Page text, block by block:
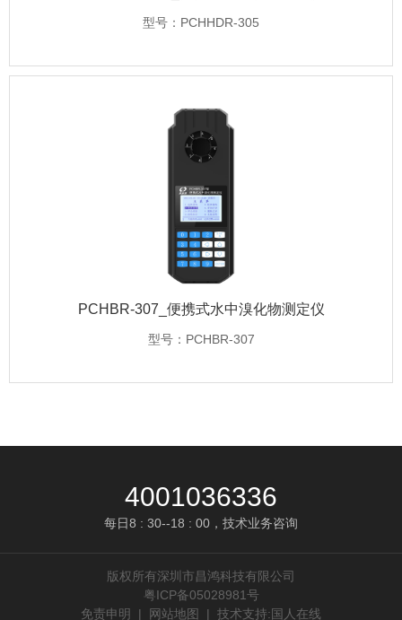
型号：PCHHDR-305
PCHBR-307_便携式水中溴化物测定仪
型号：PCHBR-307
4001036336
每日8 : 30--18 : 00，技术业务咨询
版权所有深圳市昌鸿科技有限公司
粤ICP备05028981号
免责申明
| 网站地图 | 技术支持:国人在线